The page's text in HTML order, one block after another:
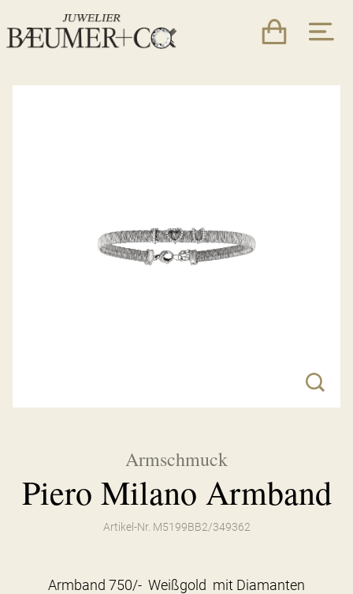
Armschmuck
Piero Milano Armband
Artikel-Nr. M5199BB2/349362
Armband 750/- Weißgold mit Diamanten